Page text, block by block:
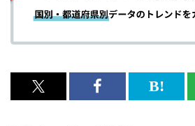
x<br>
Facebook<br>
は